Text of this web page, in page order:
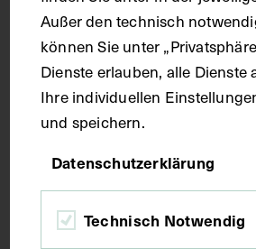
Seitenblatt 38,6 x 27,7 cm
Kurzbeschreibung
Der Text ist die ergänzende
deutscher Sprache zum
des Milchbrustganges.
Außer den technisch
können Sie unter
Dienste erlauben, alle Dienste
Ihre individuellen
und speichern.
Datenschutzerklärung
Technisch Notwendig